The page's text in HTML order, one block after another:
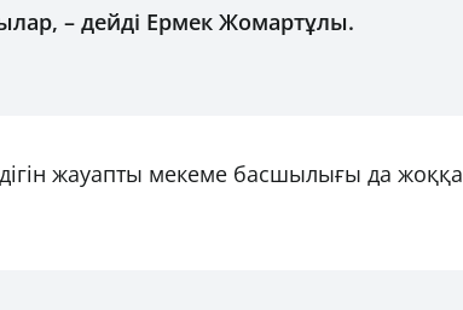
– дейді Ермек Жомартұлы.
жауапты мекеме басшылығы да жоққа